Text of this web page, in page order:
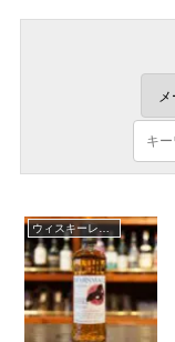
ウィスキーレビュー